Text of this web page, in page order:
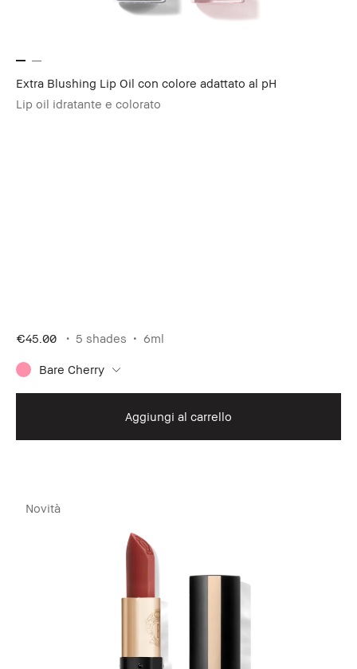
Extra Blushing Lip Oil con colore adattato al pH
Lip oil idratante e colorato
€45.00 5 shades 6ml
Bare Cherry
Aggiungi al carrello
Novità